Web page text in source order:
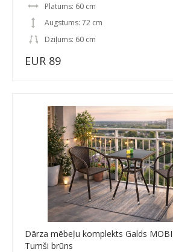
Platums: 60 cm
Augstums: 72 cm
Dziļums: 60 cm
EUR 89
Dārza mēbeļu komplekts Galds
Tumši brūns